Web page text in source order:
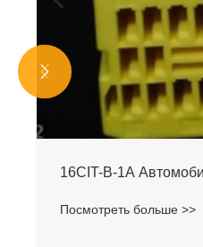
16CIT-B-1A
Посмотреть больше >>

